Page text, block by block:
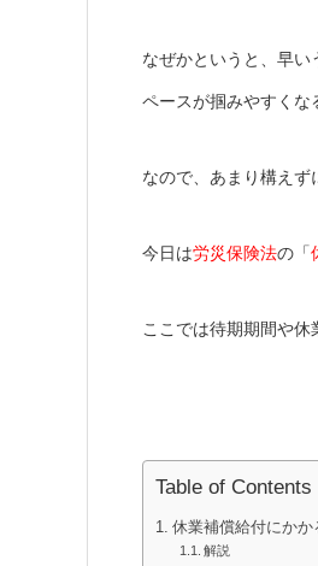
なぜかというと、早
ペースが掴みやすくな
なので、あまり構えず
今日は労災保険法の「
ここでは待期期間や休
Table of Contents
休業補償給付にかか
解説